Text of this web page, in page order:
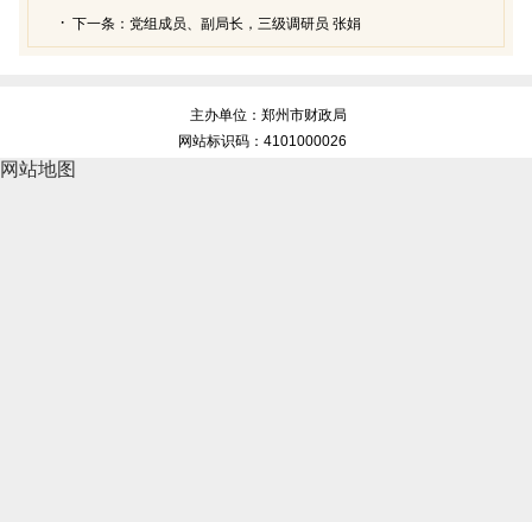
下一条： 党组成员、副局长，三级调研员 张娟
主办单位：郑州市财政局
网站标识码：4101000026
网站地图